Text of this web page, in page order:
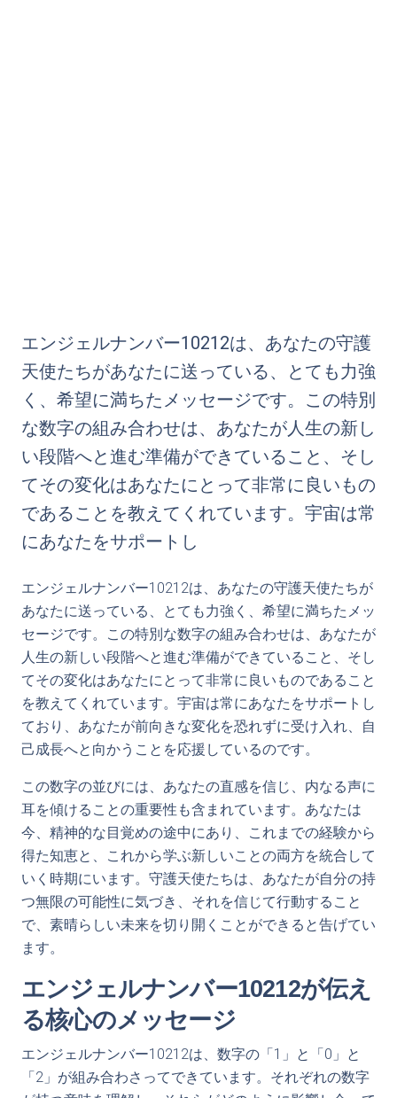
エンジェルナンバー10212は、あなたの守護
天使たちがあなたに送っている、とても力強
く、希望に満ちたメッセージです。この特別
な数字の組み合わせは、あなたが人生の新し
い段階へと進む準備ができていること、そし
てその変化はあなたにとって非常に良いもの
であることを教えてくれています。宇宙は常
にあなたをサポートし
エンジェルナンバー10212は、あなたの守護天使たちが
あなたに送っている、とても力強く、希望に満ちたメッ
セージです。この特別な数字の組み合わせは、あなたが
人生の新しい段階へと進む準備ができていること、そし
てその変化はあなたにとって非常に良いものであること
を教えてくれています。宇宙は常にあなたをサポートし
ており、あなたが前向きな変化を恐れずに受け入れ、自
己成長へと向かうことを応援しているのです。
この数字の並びには、あなたの直感を信じ、内なる声に
耳を傾けることの重要性も含まれています。あなたは
今、精神的な目覚めの途中にあり、これまでの経験から
得た知恵と、これから学ぶ新しいことの両方を統合して
いく時期にいます。守護天使たちは、あなたが自分の持
つ無限の可能性に気づき、それを信じて行動すること
で、素晴らしい未来を切り開くことができると告げてい
ます。
エンジェルナンバー10212が伝え
る核心のメッセージ
エンジェルナンバー10212は、数字の「1」と「0」と
「2」が組み合わさってできています。それぞれの数字